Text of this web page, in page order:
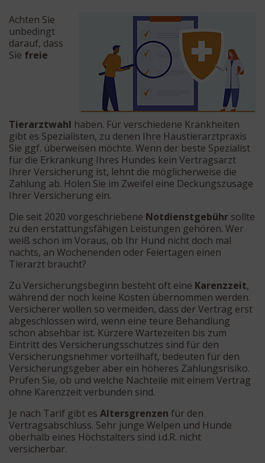
Achten Sie
unbedingt
darauf, dass
Sie freie
Tierarztwahl haben. Für verschiedene Krankheiten
gibt es Spezialisten, zu denen Ihre Haustierarztpraxis
Sie ggf. überweisen möchte. Wenn der beste Spezialist
für die Erkrankung Ihres Hundes kein Vertragsarzt
Ihrer Versicherung ist, lehnt die möglicherweise die
Zahlung ab. Holen Sie im Zweifel eine Deckungszusage
Ihrer Versicherung ein.
Die seit 2020 vorgeschriebene Notdienstgebühr sollte
zu den erstattungsfähigen Leistungen gehören. Wer
weiß schon im Voraus, ob Ihr Hund nicht doch mal
nachts, an Wochenenden oder Feiertagen einen
Tierarzt braucht?
Zu Versicherungsbeginn besteht oft eine Karenzzeit,
während der noch keine Kosten übernommen werden.
Versicherer wollen so vermeiden, dass der Vertrag erst
abgeschlossen wird, wenn eine teure Behandlung
schon absehbar ist. Kürzere Wartezeiten bis zum
Eintritt des Versicherungsschutzes sind für den
Versicherungsnehmer vorteilhaft, bedeuten für den
Versicherungsgeber aber ein höheres Zahlungsrisiko.
Prüfen Sie, ob und welche Nachteile mit einem Vertrag
ohne Karenzzeit verbunden sind.
Je nach Tarif gibt es Altersgrenzen für den
Vertragsabschluss. Sehr junge Welpen und Hunde
oberhalb eines Höchstalters sind i.d.R. nicht
versicherbar.